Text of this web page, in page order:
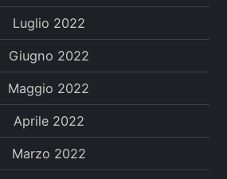
Luglio 2022
Giugno 2022
Maggio 2022
Aprile 2022
Marzo 2022